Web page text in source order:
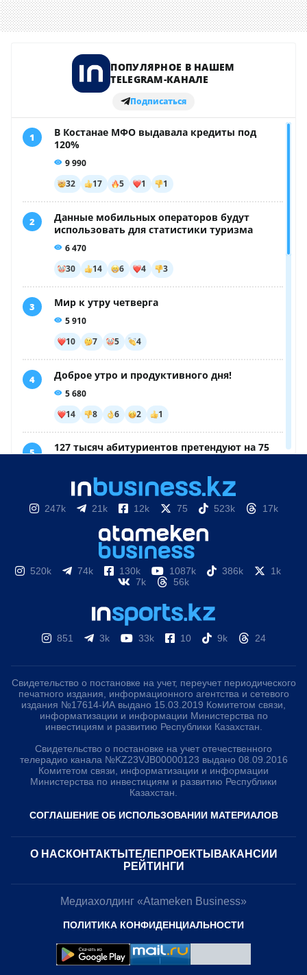
247k 21k 12k 75 523k 17k
520k 74k 130k 1087k 386k
1k
7k
56k
851 3k 33k 10 9k 24
Свидетельство о постановке на учет, переучет периодического
печатного издания, информационного агентства и сетевого
издания №17614-ИА выдано 15.03.2019 Комитетом связи,
информатизации и информации Министерства по
инвестициям и развитию Республики Казахстан.
Свидетельство о постановке на учет отечественного
телерадио канала №KZ23VJB00000123 выдано 08.09.2016
Комитетом связи, информатизации и информации
Министерства по инвестициям и развитию Республики
Казахстан.
СОГЛАШЕНИЕ ОБ ИСПОЛЬЗОВАНИИ МАТЕРИАЛОВ
О НАС КОНТАКТЫ ТЕЛЕПРОЕКТЫ ВАКАНСИИ
РЕЙТИНГИ
Медиахолдинг «Atameken Business»
ПОЛИТИКА КОНФИДЕНЦИАЛЬНОСТИ